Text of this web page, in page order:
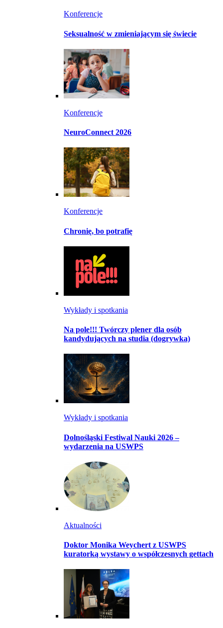
Konferencje
Seksualność w zmieniającym się świecie
Konferencje
NeuroConnect 2026
Konferencje
Chronię, bo potrafię
Wykłady i spotkania
Na pole!!! Twórczy plener dla osób
kandydujących na studia (dogrywka)
Wykłady i spotkania
Dolnośląski Festiwal Nauki 2026 –
wydarzenia na USWPS
Aktualności
Doktor Monika Weychert z USWPS
kuratorką wystawy o współczesnych gettach